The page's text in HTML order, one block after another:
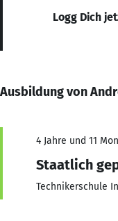
Logg Dich
Ausbildung von
4 Jahre und 11
Staatlich
Technikerschule